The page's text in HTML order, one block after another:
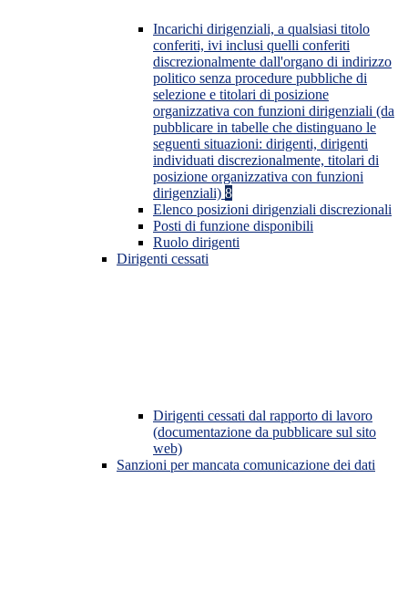
Incarichi dirigenziali, a qualsiasi titolo
conferiti, ivi inclusi quelli conferiti
discrezionalmente dall'organo di indirizzo
politico senza procedure pubbliche di
selezione e titolari di posizione
organizzativa con funzioni dirigenziali (da
pubblicare in tabelle che distinguano le
seguenti situazioni: dirigenti, dirigenti
individuati discrezionalmente, titolari di
posizione organizzativa con funzioni
dirigenziali) 8
Elenco posizioni dirigenziali discrezionali
Posti di funzione disponibili
Ruolo dirigenti
Dirigenti cessati
Dirigenti cessati dal rapporto di lavoro
(documentazione da pubblicare sul sito
web)
Sanzioni per mancata comunicazione dei dati